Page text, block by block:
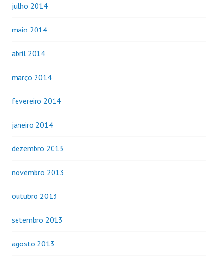
julho 2014
maio 2014
abril 2014
março 2014
fevereiro 2014
janeiro 2014
dezembro 2013
novembro 2013
outubro 2013
setembro 2013
agosto 2013